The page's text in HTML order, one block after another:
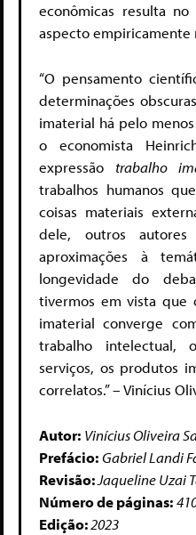
econômicas resulta
aspecto empiricamente
“O pensamento
determinações
imaterial há pelo
o economista
expressão trabalho
trabalhos humanos
coisas materiais
dele, outros autores
aproximações à
longevidade do
tivermos em vista que
imaterial converge
trabalho intelectual,
serviços, os produtos
correlatos.” – Vinícius
Autor: Vinícius Oliveira
Prefácio:Gabriel Landi
Revisão:Jaqueline Uzai
Número de páginas:
Edição:2023